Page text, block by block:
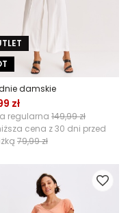
damskie
zł
regularna 149,99 zł
cena z 30 dni przed
79,99 zł